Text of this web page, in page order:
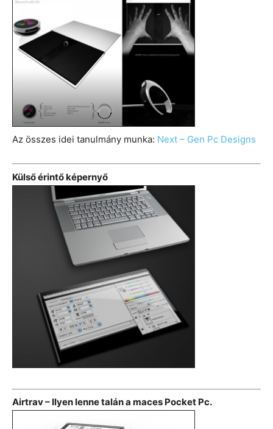
Az összes idei tanulmány munka: Next – Gen Pc Designs
Külső érintő képernyő
Airtrav – Ilyen lenne talán a maces Pocket Pc.